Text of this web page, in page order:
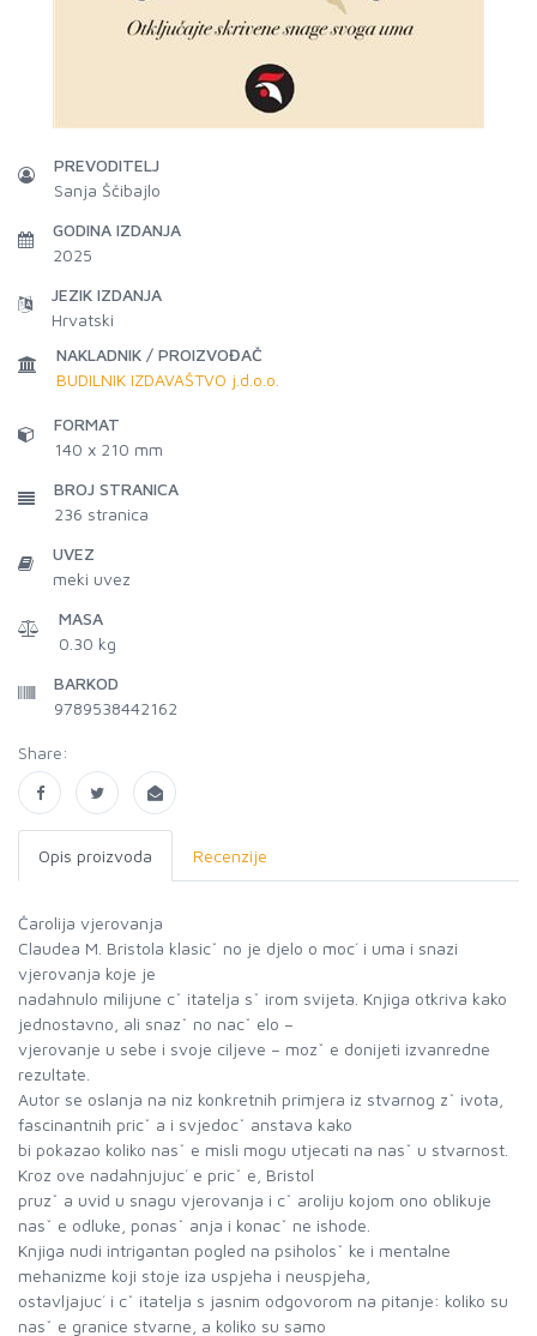
PREVODITELJ
Sanja Ščibajlo
GODINA IZDANJA
2025
JEZIK IZDANJA
Hrvatski
NAKLADNIK / PROIZVOĐAČ
BUDILNIK IZDAVAŠTVO j.d.o.o.
FORMAT
140 x 210 mm
BROJ STRANICA
236 stranica
UVEZ
meki uvez
MASA
0.30 kg
BARKOD
9789538442162
Share:
Opis proizvoda Recenzije
Čarolija vjerovanja
Claudea M. Bristola klasicˇ no je djelo o moc´ i uma i snazi
vjerovanja koje je
nadahnulo milijune cˇ itatelja sˇ irom svijeta. Knjiga otkriva kako
jednostavno, ali snazˇ no nacˇ elo –
vjerovanje u sebe i svoje ciljeve – mozˇ e donijeti izvanredne
rezultate.
Autor se oslanja na niz konkretnih primjera iz stvarnog zˇ ivota,
fascinantnih pricˇ a i svjedocˇ anstava kako
bi pokazao koliko nasˇ e misli mogu utjecati na nasˇ u stvarnost.
Kroz ove nadahnjujuc´ e pricˇ e, Bristol
pruzˇ a uvid u snagu vjerovanja i cˇ aroliju kojom ono oblikuje
nasˇ e odluke, ponasˇ anja i konacˇ ne ishode.
Knjiga nudi intrigantan pogled na psiholosˇ ke i mentalne
mehanizme koji stoje iza uspjeha i neuspjeha,
ostavljajuc´ i cˇ itatelja s jasnim odgovorom na pitanje: koliko su
nasˇ e granice stvarne, a koliko su samo